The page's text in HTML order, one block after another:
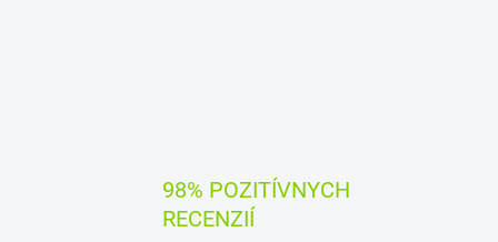
98% POZITÍVNYCH
RECENZIÍ